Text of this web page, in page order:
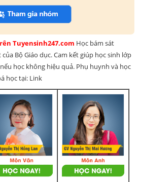
Tuyensinh247.com Học bám sát
Bộ Giáo dục. Cam kết giúp học sinh lớp
học không hiệu quả. Phụ huynh và học
học tại: Link